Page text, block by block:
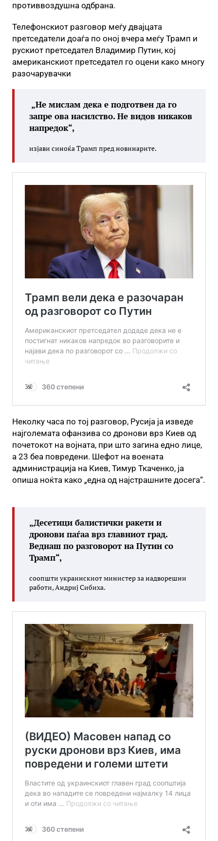
противвоздушна одбрана.
Телефонскиот разговор меѓу двајцата
претседатели доаѓа по оној вчера меѓу Трамп и
рускиот претседател Владимир Путин, кој
американскиот претседател го оцени како многу
разочарувачки
„Не мислам дека е подготвен да го
запре ова насилство. Не видов никаков
напредок“,
изјави синоќа Трамп пред новинарите.
Неколку часа по тој разговор, Русија ја изведе
најголемата офанзива со дронови врз Киев од
почетокот на војната, при што загина едно лице,
а 23 беа повредени. Шефот на воената
администрација на Киев, Тимур Ткаченко, ја
опиша ноќта како „една од најстрашните досега“.
„Десетици балистички ракети и
дронови паѓаа врз главниот град.
Веднаш по разговорот на Путин со
Трамп“,
соопшти украинскиот министер за надворешни
работи, Андриј Сибиха.